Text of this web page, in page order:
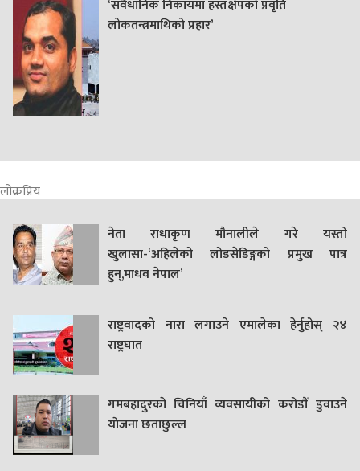
‘संवैधानिक निकायमा हस्तक्षेपको प्रवृति
लोकतन्त्रमाथिको प्रहार’
लोक्रप्रिय
नेता राधाकृण मौनालीले गरे यस्तो
खुलासा-‘अहिलेको लोडसेडिङ्गको प्रमुख पात्र
हुन्,माधव नेपाल’
राष्ट्रवादको नारा लगाउने एमालेका हेर्नुहोस् २४
राष्ट्रघात
गमबहादुरकाे चिनियाँ व्यवसायीको करोडौँ डुवाउने
याेजना छताछुल्ल